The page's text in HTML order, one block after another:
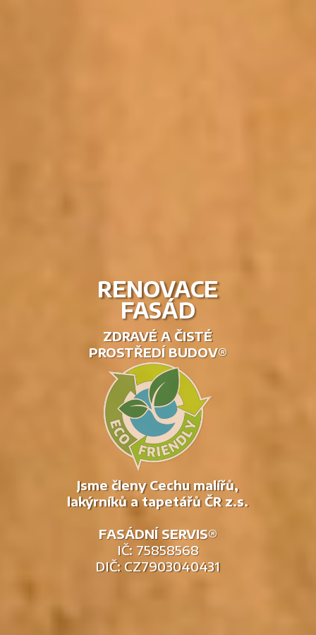
RENOVACE
FASÁD
ZDRAVÉ A ČISTÉ
PROSTŘEDÍ BUDOV®
Jsme členy Cechu malířů,
lakýrníků a tapetářů ČR z.s.
FASÁDNÍ SERVIS®
IČ: 75858568
DIČ: CZ7903040431